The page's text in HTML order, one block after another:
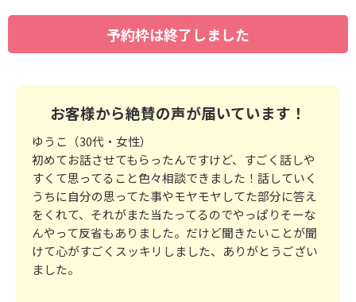
予約枠は終了しました
お客様から絶賛の声が届いています！
ゆうこ（30代・女性）
初めてお話させてもらったんですけど、すごく話しや
すくて思ってること色々相談できました！話していく
うちに自分の思ってた事やモヤモヤしてた部分に答え
をくれて、それがまた当たってるのでやっぱりそーな
んやって反省もありました。だけど聞きたいことが聞
けて心がすごくスッキリしました、ありがとうござい
ました。